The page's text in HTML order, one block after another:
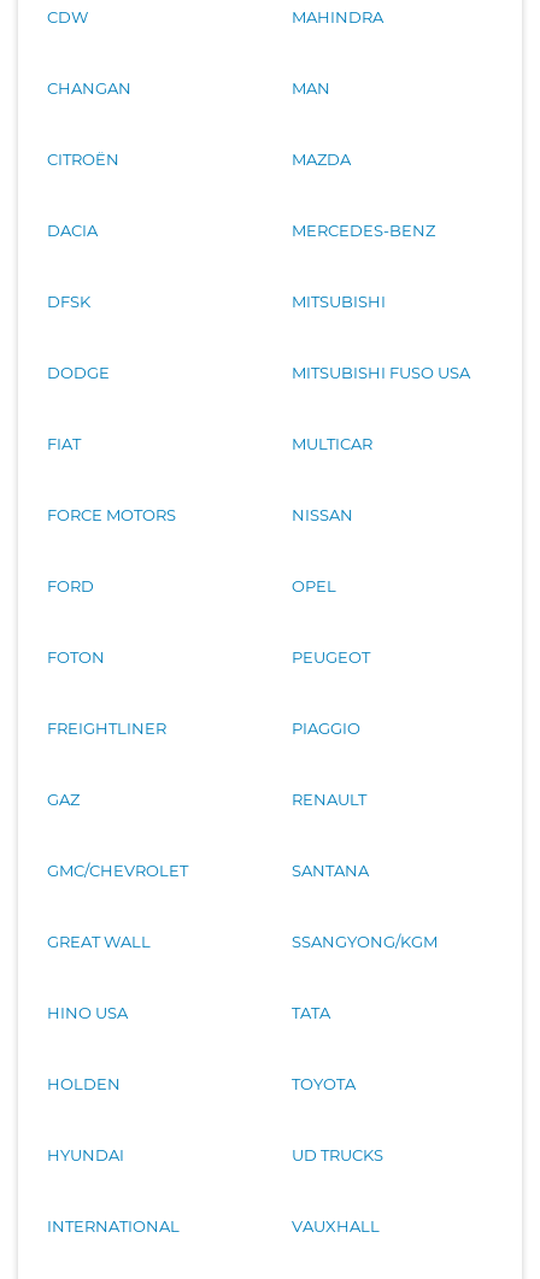
CDW
CHANGAN
CITROËN
DACIA
DFSK
DODGE
FIAT
FORCE MOTORS
FORD
FOTON
FREIGHTLINER
GAZ
GMC/CHEVROLET
GREAT WALL
HINO USA
HOLDEN
HYUNDAI
INTERNATIONAL
MAHINDRA
MAN
MAZDA
MERCEDES-BENZ
MITSUBISHI
MITSUBISHI FUSO USA
MULTICAR
NISSAN
OPEL
PEUGEOT
PIAGGIO
RENAULT
SANTANA
SSANGYONG/KGM
TATA
TOYOTA
UD TRUCKS
VAUXHALL